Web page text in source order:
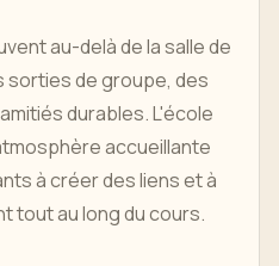
au-delà de la salle de
sorties de groupe, des
durables. L'école
accueillante
à créer des liens et à
tout au long du cours.